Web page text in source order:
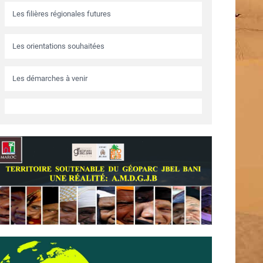
Les filières régionales futures
Les orientations souhaitées
Les démarches à venir